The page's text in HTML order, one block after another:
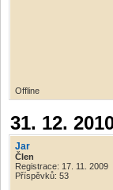
Offline
31. 12.
Jar
Člen
Registrace: 17. 11. 2009
Příspěvků: 53